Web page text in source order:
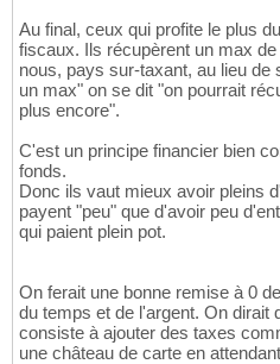
Au final, ceux qui profite le plus
fiscaux. Ils récupèrent un max
nous, pays sur-taxant, au lieu de
un max" on se dit "on pourrait
plus encore".
C'est un principe financier bien
fonds.
Donc ils vaut mieux avoir pleins
payent "peu" que d'avoir peu
qui paient plein pot.
On ferait une bonne remise à 0
du temps et de l'argent. On dirait
consiste à ajouter des taxes
une château de carte en